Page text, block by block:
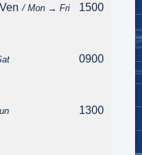
/ Mon → Fri 1500
0900
1300